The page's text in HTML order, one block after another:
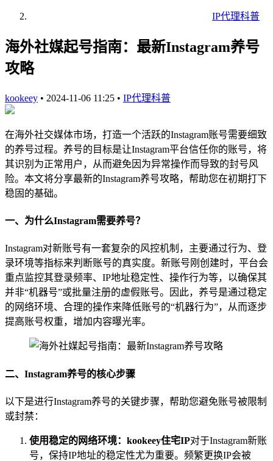
IP代理科普
海外社媒起号指南：最新Instagram养号
攻略
kookeey • 2024-11-06 11:25 • IP代理科普
在海外社交媒体市场，打造一个活跃的Instagram账号需要细致
的养号过程。养号的目标是让Instagram平台信任你的账号，将
其识别为正常用户，从而避免因为异常操作而导致的封号风
险。本文将分享最新的Instagram养号攻略，帮助您在初期打下
稳固的基础。
一、为什么Instagram需要养号？
Instagram对新账号有一套复杂的风控机制，主要通过行为、登
录环境等指标来判断账号的真实度。新账号刚创建时，平台会
重点监控其登录频率、IP地址稳定性、操作行为等，以确保其
并非“机器号”或批量注册的虚假账号。因此，养号是通过稳定
的网络环境、合理的操作来降低账号的“机器行为”，从而逐步
提高账号权重，增加内容曝光率。
二、Instagram养号的核心步骤
以下是进行Instagram养号的关键步骤，帮助您避免账号被限制
或封禁：
使用稳定的网络环境：kookeey住宅IP对于Instagram新账
号，保持IP地址的稳定性尤为重要。频繁更换IP会被